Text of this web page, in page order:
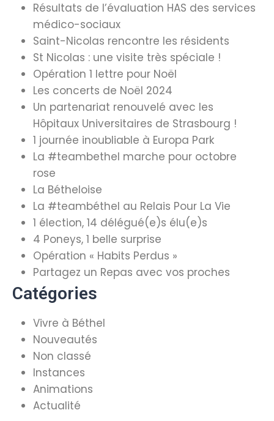
Résultats de l’évaluation HAS des services
médico-sociaux
Saint-Nicolas rencontre les résidents
St Nicolas : une visite très spéciale !
Opération 1 lettre pour Noël
Les concerts de Noël 2024
Un partenariat renouvelé avec les
Hôpitaux Universitaires de Strasbourg !
1 journée inoubliable à Europa Park
La #teambethel marche pour octobre
rose
La Bétheloise
La #teambéthel au Relais Pour La Vie
1 élection, 14 délégué(e)s élu(e)s
4 Poneys, 1 belle surprise
Opération « Habits Perdus »
Partagez un Repas avec vos proches
Catégories
Vivre à Béthel
Nouveautés
Non classé
Instances
Animations
Actualité